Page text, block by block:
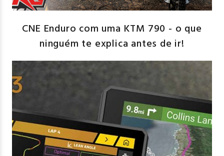
CNE Enduro com uma KTM 790 - o que
ninguém te explica antes de ir!